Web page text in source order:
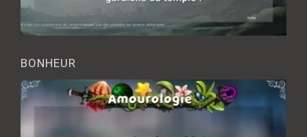
BONHEUR